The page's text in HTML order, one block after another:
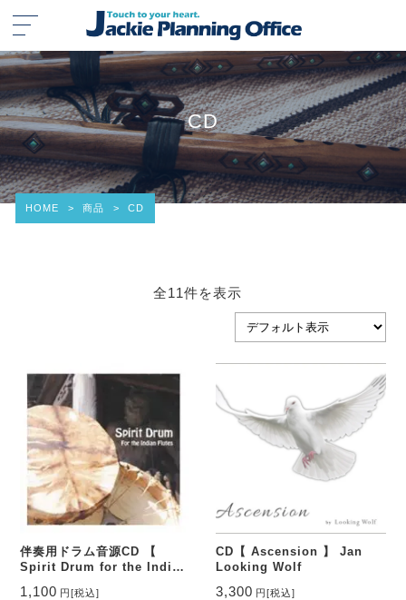
CD
HOME > 商品 > CD
全11件を表示
伴奏用ドラム音源CD 【
Spirit Drum for the Indian
1,100 円[税込]
CD【 Ascension 】 Jan
Looking Wolf
3,300 円[税込]